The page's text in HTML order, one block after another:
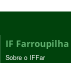
IF Farroupilha
Sobre o IFFar